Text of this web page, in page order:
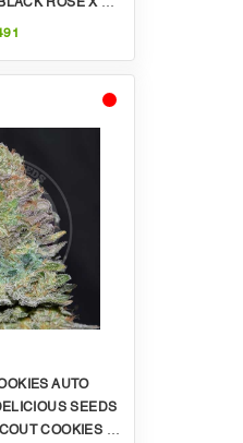
X BAY11 X RUDERALIS
AUTO
SEEDS
CAKE X 707 HEADBAND X DEATH STAR X RUDERALIS